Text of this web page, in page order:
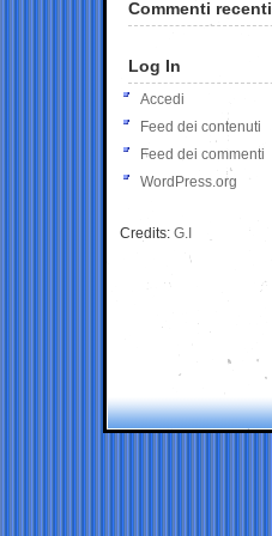
Commenti recenti
Log In
Accedi
Feed dei contenuti
Feed dei commenti
WordPress.org
Credits: G.I